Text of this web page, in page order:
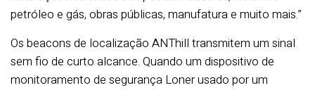
petróleo e gás, obras públicas, manufatura e muito mais.”
Os beacons de localização ANThill transmitem um sinal
sem fio de curto alcance. Quando um dispositivo de
monitoramento de segurança Loner usado por um